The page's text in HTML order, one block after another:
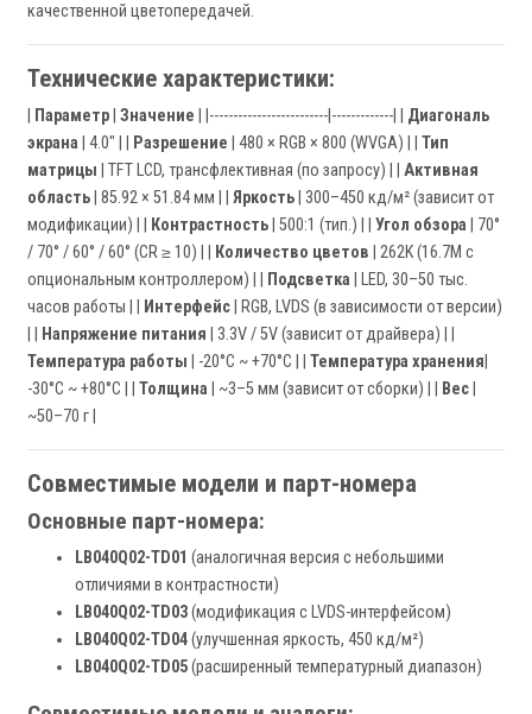
качественной цветопередачей.
Технические характеристики:
Параметр Значение | |-------------------------|-------------| | Диагональ
экрана | 4.0" | | Разрешение | 480 × RGB × 800 (WVGA) | | Тип
матрицы | TFT LCD, трансфлективная (по запросу) | | Активная
область | 85.92 × 51.84 мм | | Яркость | 300–450 кд/м² (зависит от
модификации) | |
Контрастность | 500:1 (тип.) | | Угол обзора | 70°
/ 70° / 60° / 60° (CR ≥ 10) | |
Количество цветов | 262K (16.7M с
опциональным контроллером) | |
Подсветка | LED, 30–50 тыс.
часов работы | |
Интерфейс | RGB, LVDS (в зависимости от версии)
Напряжение питания | 3.3V / 5V (зависит от драйвера) | |
Температура работы | -20°C ~ +70°C | | Температура хранения
-30°C ~ +80°C | | Толщина | ~3–5 мм (зависит от сборки) | | Вес
~50–70 г |
Совместимые модели и парт-номера
Основные парт-номера:
LB040Q02-TD01 (аналогичная версия с небольшими
отличиями в контрастности)
LB040Q02-TD03(модификация с LVDS-интерфейсом)
LB040Q02-TD04(улучшенная яркость, 450 кд/м²)
LB040Q02-TD05(расширенный температурный диапазон)